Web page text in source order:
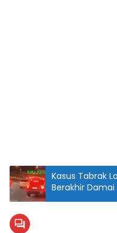
Kasus Tabrak
Berakhir Damai